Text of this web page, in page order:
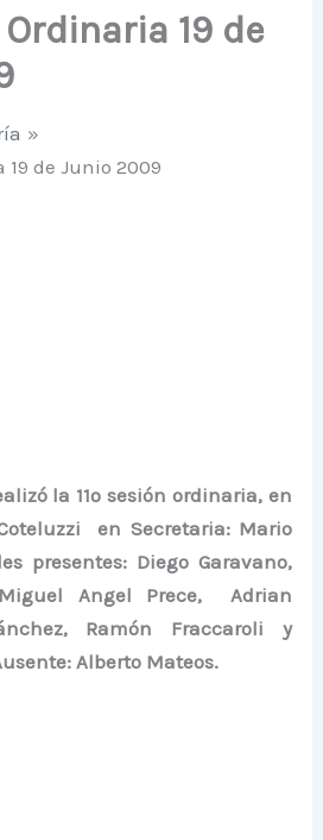
Ordinaria 19 de
19 de Junio 2009
la 11º sesión ordinaria, en
en Secretaria: Mario
presentes: Diego Garavano,
Angel Prece,
Adrian
Ramón Fraccaroli y
Alberto Mateos.